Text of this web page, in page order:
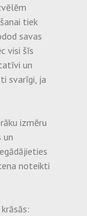
tiek
savas
visi šīs
un
svarīgi, ja
izmēru
un
noteikti